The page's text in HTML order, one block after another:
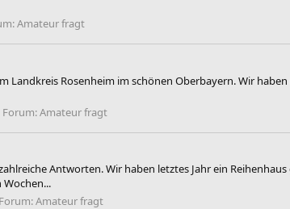
Amateur fragt
Landkreis Rosenheim im schönen Oberbayern. Wir
Forum:Amateur fragt
Antworten. Wir haben letztes Jahr ein
Forum:Amateur fragt